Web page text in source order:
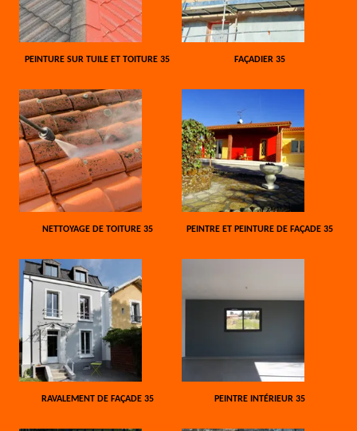
PEINTURE SUR TUILE ET TOITURE 35 FAÇADIER 35
NETTOYAGE DE TOITURE 35 PEINTRE ET PEINTURE DE FAÇADE 35
RAVALEMENT DE FAÇADE 35 PEINTRE INTÉRIEUR 35